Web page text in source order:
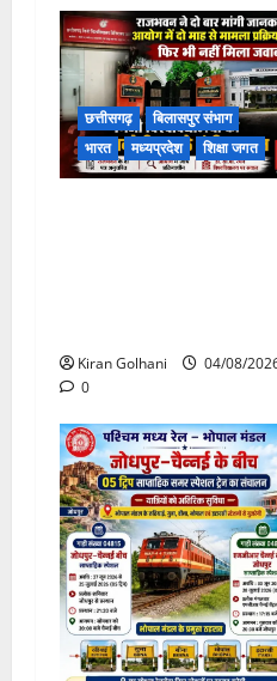
छत्तीसगढ़
बिलासपुर संभाग
भारत
मध्यप्रदेश शिक्षा जगत
Kiran Golhani
04/08/
0